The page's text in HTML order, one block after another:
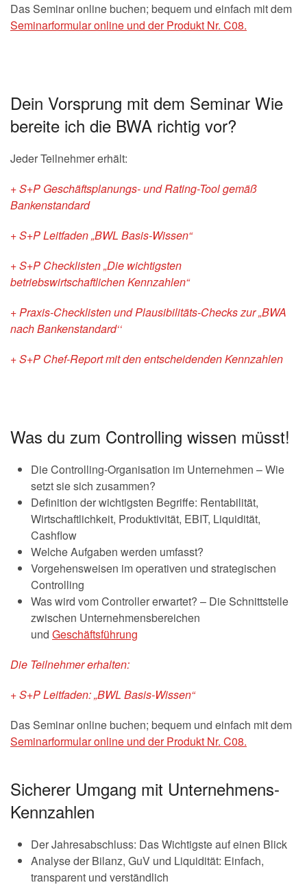
Das Seminar online buchen; bequem und einfach mit dem
Seminarformular online und der Produkt Nr. C08.
Dein Vorsprung mit dem Seminar Wie
bereite ich die BWA richtig vor?
Jeder Teilnehmer erhält:
+ S+P Geschäftsplanungs- und Rating-Tool gemäß
Bankenstandard
+ S+P Leitfaden „BWL Basis-Wissen“
+ S+P Checklisten „Die wichtigsten
betriebswirtschaftlichen Kennzahlen“
+ Praxis-Checklisten und Plausibilitäts-Checks zur „BWA
nach Bankenstandard‘‘
+ S+P Chef-Report mit den entscheidenden Kennzahlen
Was du zum Controlling wissen müsst!
Die Controlling-Organisation im Unternehmen – Wie
setzt sie sich zusammen?
Definition der wichtigsten Begriffe: Rentabilität,
Wirtschaftlichkeit, Produktivität, EBIT, Liquidität,
Cashflow
Welche Aufgaben werden umfasst?
Vorgehensweisen im operativen und strategischen
Controlling
Was wird vom Controller erwartet? – Die Schnittstelle
zwischen Unternehmensbereichen
und Geschäftsführung
Die Teilnehmer erhalten:
+ S+P Leitfaden: „BWL Basis-Wissen“
Das Seminar online buchen; bequem und einfach mit dem
Seminarformular online und der Produkt Nr. C08.
Sicherer Umgang mit Unternehmens-
Kennzahlen
Der Jahresabschluss: Das Wichtigste auf einen Blick
Analyse der Bilanz, GuV und Liquidität: Einfach,
transparent und verständlich